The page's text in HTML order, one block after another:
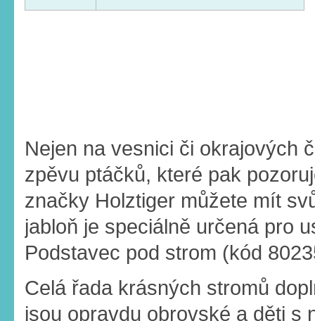
Nejen na vesnici či okrajových
zpěvu ptáčků, které pak
značky Holztiger můžete mít
jabloň je speciálně určená pro
Podstavec pod strom (kód
Celá řada krásných stromů
jsou opravdu obrovské a děti s